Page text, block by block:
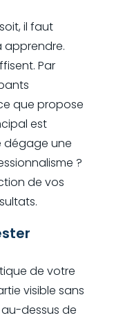
il faut
apprendre.
Par
que propose
est
dégage une
?
de vos
de votre
visible sans
dessus de